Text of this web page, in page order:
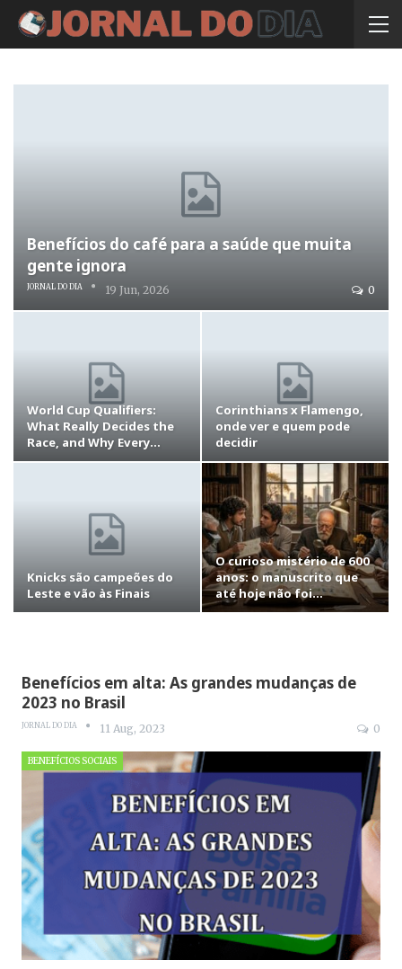
Benefícios do café para a saúde que muita
gente ignora
JORNAL DO DIA 19 Jun, 2026 0
World Cup Qualifiers:
What Really Decides the
Race, and Why Every…
Corinthians x Flamengo,
onde ver e quem pode
decidir
Knicks são campeões do
Leste e vão às Finais
O curioso mistério de 600
anos: o manuscrito que
até hoje não foi…
Benefícios em alta: As grandes mudanças de
2023 no Brasil
JORNAL DO DIA 11 Aug, 2023 0
BENEFÍCIOS SOCIAIS